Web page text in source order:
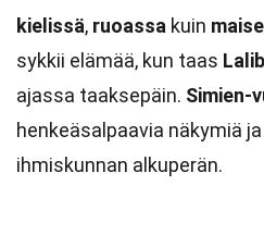
kielissä, ruoassa kuin
sykkii elämää, kun taas
ajassa taaksepäin. Simien-
henkeäsalpaavia näkymiä ja
ihmiskunnan alkuperän.